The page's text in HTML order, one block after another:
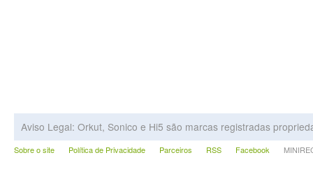
Aviso Legal: Orkut, Sonico e Hi5 são marcas registradas
Sobre o site Política de Privacidade Parceiros RSS Facebook